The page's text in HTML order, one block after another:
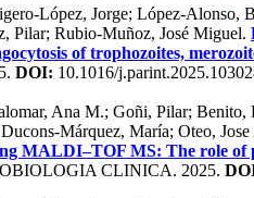
López, Jorge; López-Alonso,
Pilar; Rubio-Muñoz, José Miguel.
of trophozoites,
DOI: 10.1016/
Ana M.; Goñi, Pilar;
Márquez, María; Oteo,
MALDI–TOF MS: The role of
CLINICA. 2025.